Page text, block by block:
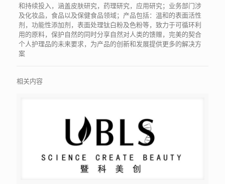
和持续投入，涵盖皮肤研究，药理研究，应用研究；业务部门涉
及化妆品，食品以及保健食品领域；产品包括：温和的表面活性
剂，功能性添加剂，表面处理钛白粉及色粉等，致力于可循环利
用的原料，保护自然的同时分享自然对人类的馈赠，完美的契合
个人护理品的未来要求，为产品的创新和发展提供更多的解决方
案
相关内容